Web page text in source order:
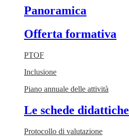
Panoramica
Offerta formativa
PTOF
Inclusione
Piano annuale delle attività
Le schede didattiche
Protocollo di valutazione